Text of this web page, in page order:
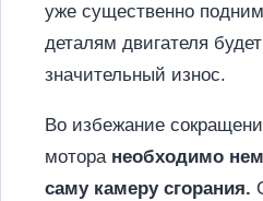
уже существенно
деталям двигателя
значительный износ.
Во избежание
мотора необходимо
саму камеру сгорания.